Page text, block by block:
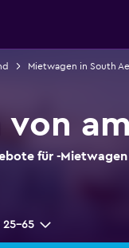
Mietwagen in South
für -Mietwagen
25-65